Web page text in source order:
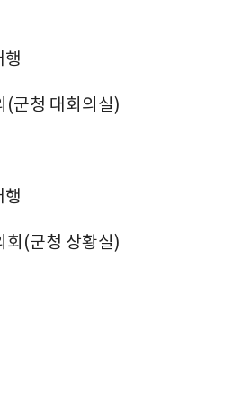
행
(군청 대회의실)
행
(군청 상황실)